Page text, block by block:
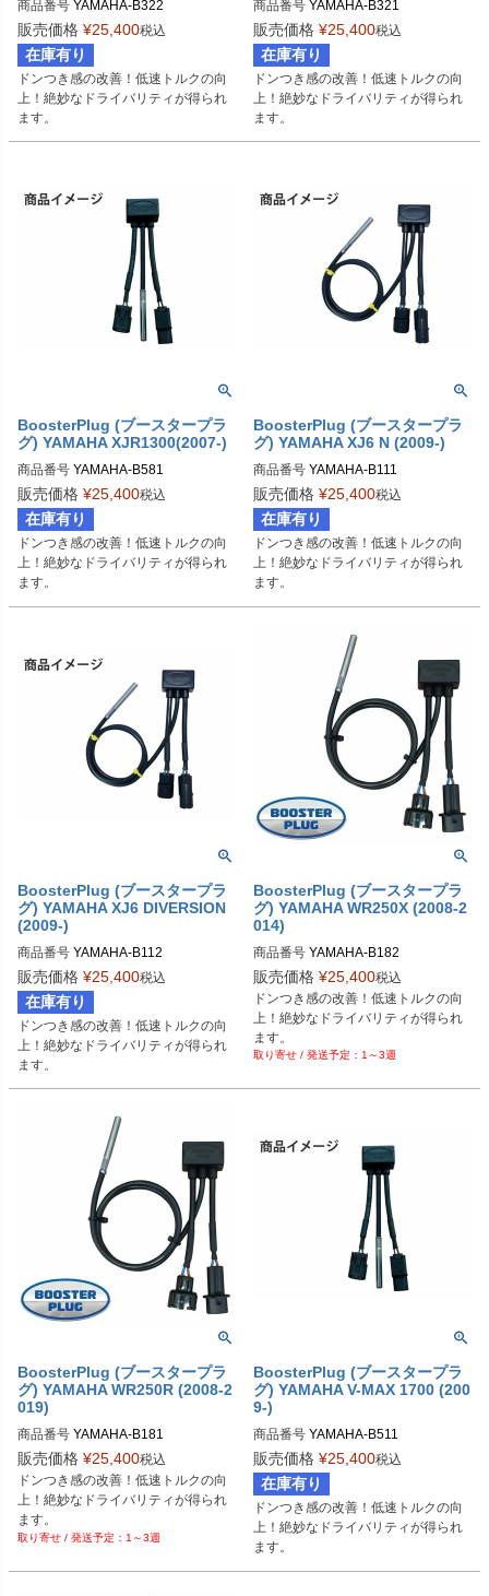
商品番号 YAMAHA-B322
BSP-TYPE-I
販売価格 ¥25,400税込
在庫有り
ドンつき感の改善！低速トルクの向
上！絶妙なドライバリティが得られ
ます。
商品番号 YAMAHA-B321
BSP-TYPE-I
販売価格 ¥25,400税込
在庫有り
ドンつき感の改善！低速トルクの向
上！絶妙なドライバリティが得られ
ます。
BoosterPlug (ブースタープラ
グ) YAMAHA XJR1300(2007-)
商品番号 YAMAHA-B581
BSP-TYPE-I
販売価格 ¥25,400税込
在庫有り
ドンつき感の改善！低速トルクの向
上！絶妙なドライバリティが得られ
ます。
BoosterPlug (ブースタープラ
グ) YAMAHA XJ6 N (2009-)
商品番号 YAMAHA-B111
BSP-TYPE-D
販売価格 ¥25,400税込
在庫有り
ドンつき感の改善！低速トルクの向
上！絶妙なドライバリティが得られ
ます。
BoosterPlug (ブースタープラ
グ) YAMAHA XJ6 DIVERSION
(2009-)
商品番号 YAMAHA-B112
BSP-TYPE-D
販売価格 ¥25,400税込
在庫有り
ドンつき感の改善！低速トルクの向
上！絶妙なドライバリティが得られ
ます。
BoosterPlug (ブースタープラ
グ) YAMAHA WR250X (2008-2
014)
商品番号 YAMAHA-B182
BSP-TYPE-N
販売価格 ¥25,400税込
ドンつき感の改善！低速トルクの向
上！絶妙なドライバリティが得られ
ます。
1～3週
BoosterPlug (ブースタープラ
グ) YAMAHA WR250R (2008-2
019)
商品番号 YAMAHA-B181
BSP-TYPE-N
販売価格 ¥25,400税込
ドンつき感の改善！低速トルクの向
上！絶妙なドライバリティが得られ
ます。
1～3週
BoosterPlug (ブースタープラ
グ) YAMAHA V-MAX 1700 (200
9-)
商品番号 YAMAHA-B511
BSP-TYPE-I
販売価格 ¥25,400税込
在庫有り
ドンつき感の改善！低速トルクの向
上！絶妙なドライバリティが得られ
ます。